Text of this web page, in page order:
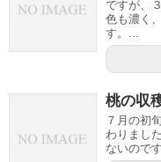
ですが、
色も濃く
す。...
桃の収
７月の初
わりまし
ないので